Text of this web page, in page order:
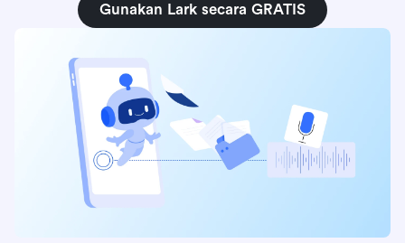
Gunakan Lark secara GRATIS